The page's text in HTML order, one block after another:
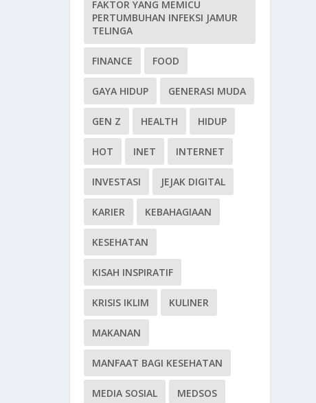
FAKTOR YANG MEMICU
PERTUMBUHAN INFEKSI JAMUR
TELINGA
FINANCE FOOD
GAYA HIDUP GENERASI MUDA
GEN Z HEALTH HIDUP
HOT INET INTERNET
INVESTASI JEJAK DIGITAL
KARIER KEBAHAGIAAN
KESEHATAN
KISAH INSPIRATIF
KRISIS IKLIM KULINER
MAKANAN
MANFAAT BAGI KESEHATAN
MEDIA SOSIAL MEDSOS